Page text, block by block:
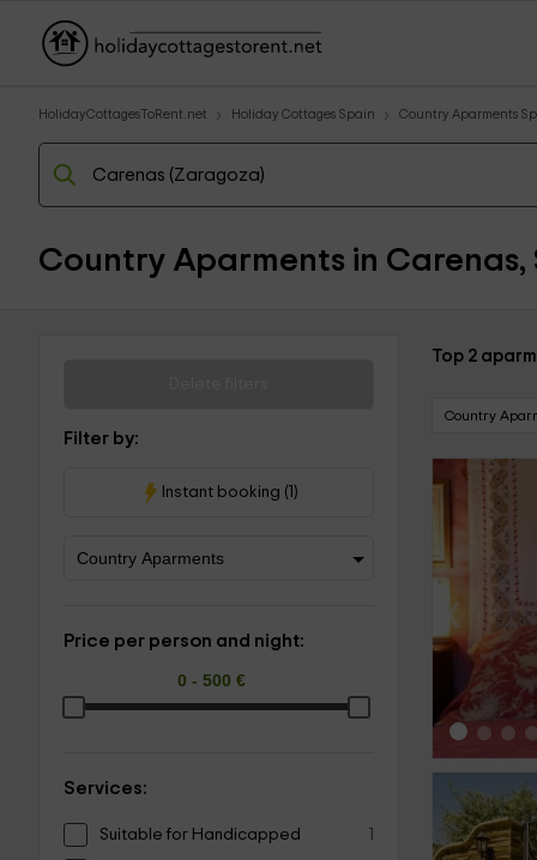
HolidayCottagesToRent.net Holiday Cottages Spain Country Aparments
Country Aparments in Carenas,
Filter by:
Instant booking (1)
Price per person and night:
Services:
Suitable for Handicapped 1
Top 2
Country
‹